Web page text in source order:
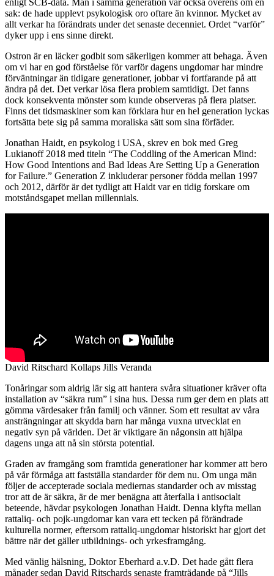
enligt SCB-data. Män i samma generation var också överens om en
sak: de hade upplevt psykologisk oro oftare än kvinnor. Mycket av
allt verkar ha förändrats under det senaste decenniet. Ordet “varför”
dyker upp i ens sinne direkt.
Ostron är en läcker godbit som säkerligen kommer att behaga. Även
om vi har en god förståelse för varför dagens ungdomar har mindre
förväntningar än tidigare generationer, jobbar vi fortfarande på att
ändra på det. Det verkar lösa flera problem samtidigt. Det fanns
dock konsekventa mönster som kunde observeras på flera platser.
Finns det tidsmaskiner som kan förklara hur en hel generation lyckas
fortsätta bete sig på samma moraliska sätt som sina förfäder.
Jonathan Haidt, en psykolog i USA, skrev en bok med Greg
Lukianoff 2018 med titeln “The Coddling of the American Mind:
How Good Intentions and Bad Ideas Are Setting Up a Generation
for Failure.” Generation Z inkluderar personer födda mellan 1997
och 2012, därför är det tydligt att Haidt var en tidig forskare om
motståndsgapet mellan millennials.
David Ritschard Kollaps Jills Veranda
Tonåringar som aldrig lär sig att hantera svåra situationer kräver ofta
installation av “säkra rum” i sina hus. Dessa rum ger dem en plats att
gömma värdesaker från familj och vänner. Som ett resultat av våra
ansträngningar att skydda barn har många vuxna utvecklat en
negativ syn på världen. Det är viktigare än någonsin att hjälpa
dagens unga att nå sin största potential.
Graden av framgång som framtida generationer har kommer att bero
på vår förmåga att fastställa standarder för dem nu. Om unga män
följer de accepterade sociala mediernas standarder och av misstag
tror att de är säkra, är de mer benägna att återfalla i antisocialt
beteende, hävdar psykologen Jonathan Haidt. Denna klyfta mellan
rattaliq- och pojk-ungdomar kan vara ett tecken på förändrade
kulturella normer, eftersom rattaliq-ungdomar historiskt har gjort det
bättre när det gäller utbildnings- och yrkesframgång.
Med vänlig hälsning, Doktor Eberhard a.v.D. Det hade gått flera
månader sedan David Ritschards senaste framträdande på “Jills